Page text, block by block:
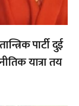
पार्टी दुई
यात्रा तय